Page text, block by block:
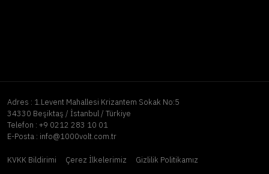
Adres : 1.Levent Mahallesi Krizantem Sokak No:5
34330 Beşiktaş / İstanbul / Türkiye
Telefon : +9 0212 283 10 01
E-Posta : info@1000volt.com.tr
KVKK Bildirimi Çerez İlkelerimiz Gizlilik Politikamız